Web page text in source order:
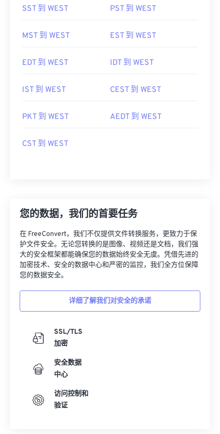
SST 到 WEST PST 到 WEST
MST 到 WEST EST 到 WEST
EDT 到 WEST IDT 到 WEST
IST 到 WEST CEST 到 WEST
PKT 到 WEST AEDT 到 WEST
CST 到 WEST
您的数据，我们的首要任务
在 FreeConvert，我们不仅提供文件转换服务，更致力于保
护文件安全。无论您转换的是图像、视频还是文档，我们强
大的安全框架都能确保您的数据始终安全无虞。凭借先进的
加密技术、安全的数据中心和严密的监控，我们全方位保障
您的数据安全。
详细了解我们对安全的承诺
SSL/TLS
加密
安全数据
中心
访问控制和
验证